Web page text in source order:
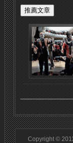
Copyright ©